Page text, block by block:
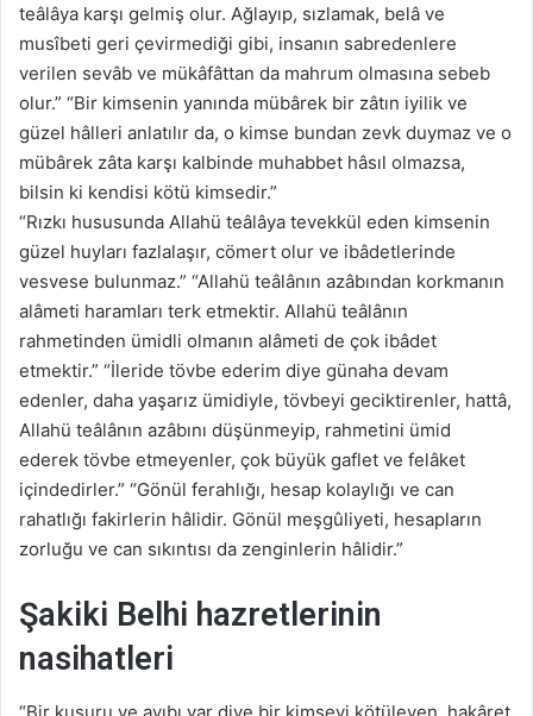
teâlâya karşı gelmiş olur. Ağlayıp, sızlamak, belâ ve
musîbeti geri çevirmediği gibi, insanın sabredenlere
verilen sevâb ve mükâfâttan da mahrum olmasına sebeb
olur.” “Bir kimsenin yanında mübârek bir zâtın iyilik ve
güzel hâlleri anlatılır da, o kimse bundan zevk duymaz ve o
mübârek zâta karşı kalbinde muhabbet hâsıl olmazsa,
bilsin ki kendisi kötü kimsedir.”
“Rızkı hususunda Allahü teâlâya tevekkül eden kimsenin
güzel huyları fazlalaşır, cömert olur ve ibâdetlerinde
vesvese bulunmaz.” “Allahü teâlânın azâbından korkmanın
alâmeti haramları terk etmektir. Allahü teâlânın
rahmetinden ümidli olmanın alâmeti de çok ibâdet
etmektir.” “İleride tövbe ederim diye günaha devam
edenler, daha yaşarız ümidiyle, tövbeyi geciktirenler, hattâ,
Allahü teâlânın azâbını düşünmeyip, rahmetini ümid
ederek tövbe etmeyenler, çok büyük gaflet ve felâket
içindedirler.” “Gönül ferahlığı, hesap kolaylığı ve can
rahatlığı fakirlerin hâlidir. Gönül meşgûliyeti, hesapların
zorluğu ve can sıkıntısı da zenginlerin hâlidir.”
Şakiki Belhi hazretlerinin
nasihatleri